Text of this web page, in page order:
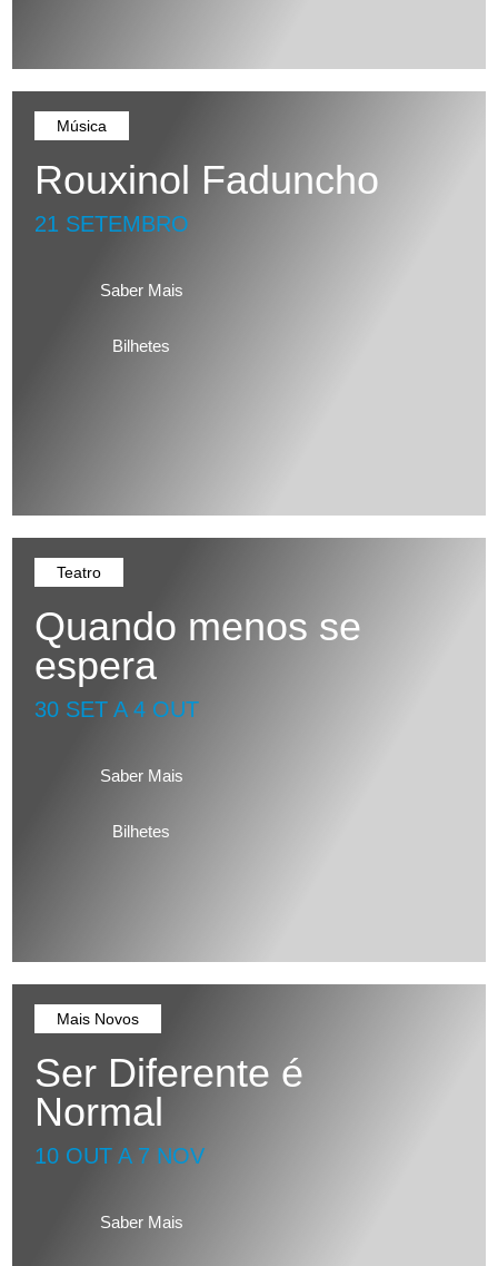
Música
Rouxinol Faduncho
21 SETEMBRO
Saber Mais
Bilhetes
Teatro
Quando menos se
espera
30 SET A 4 OUT
Saber Mais
Bilhetes
Mais Novos
Ser Diferente é
Normal
10 OUT A 7 NOV
Saber Mais